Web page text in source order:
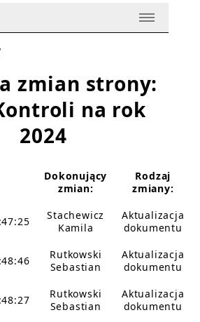
zmian strony:
na rok
2024
Dokonujący
zmian:
Rodzaj
zmiany:
Stachewicz
Kamila
Aktualizacja
dokumentu
Rutkowski
Sebastian
Aktualizacja
dokumentu
Rutkowski
Sebastian
Aktualizacja
dokumentu